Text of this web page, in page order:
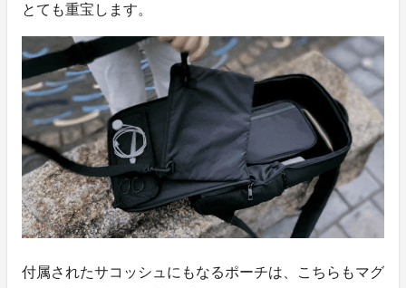
とても重宝します。
付属されたサコッシュにもなるポーチは、こちらもマグ